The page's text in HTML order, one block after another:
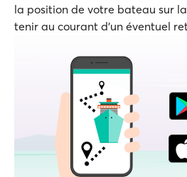
la position de votre bateau sur
tenir au courant d'un éventuel